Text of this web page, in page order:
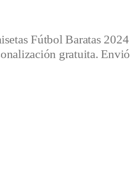
Fútbol Baratas 2024
gratuita. Envió